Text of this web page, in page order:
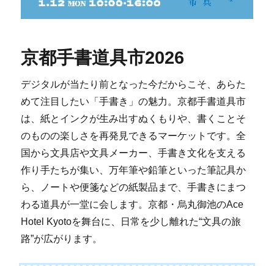
京都手書道具市2026
デジタルが当たり前となった今だからこそ、あらた
めて注目したい「手書き」の魅力。京都手書道具市
は、紙とインクが生み出すぬくもりや、書くことそ
のものの楽しさを再発見できるマーケットです。全
国から文具店や文具メーカー、手書き文化を支える
作り手たちが集い、万年筆や鉛筆といった筆記具か
ら、ノートや便箋などの紙製品まで、手書きにまつ
わる道具が一堂に会します。京都・烏丸御池のAce
Hotel Kyotoを舞台に、日常を少し離れた“文具の旅
路”が広がります。